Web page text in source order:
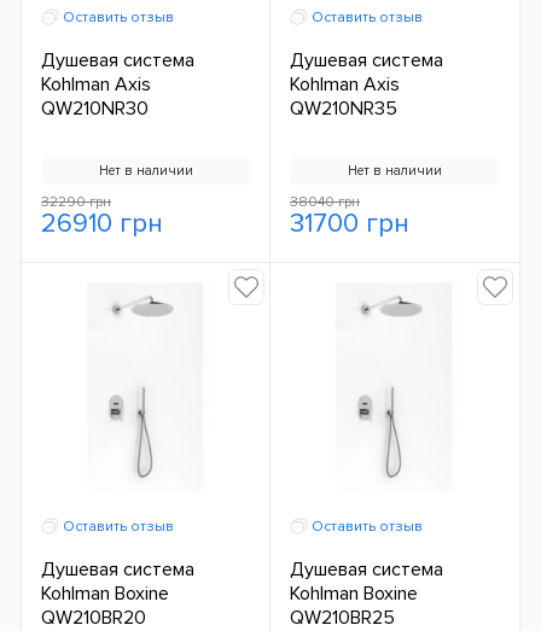
Оставить отзыв
Душевая система
Kohlman Axis
QW210NR30
Нет в наличии
32290 грн
26910 грн
Оставить отзыв
Душевая система
Kohlman Axis
QW210NR35
Нет в наличии
38040 грн
31700 грн
Оставить отзыв
Душевая система
Kohlman Boxine
QW210BR20
Оставить отзыв
Душевая система
Kohlman Boxine
QW210BR25